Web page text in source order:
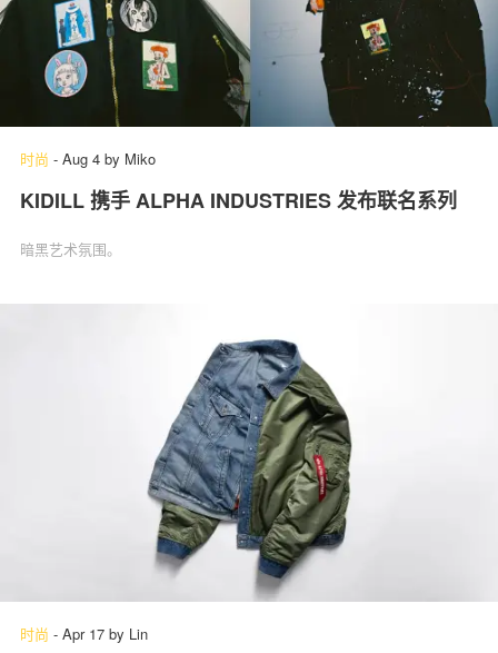
时尚 - Aug 4 by Miko
KIDILL 携手 ALPHA INDUSTRIES 发布联名系列
暗黑艺术氛围。
时尚 - Apr 17 by Lin